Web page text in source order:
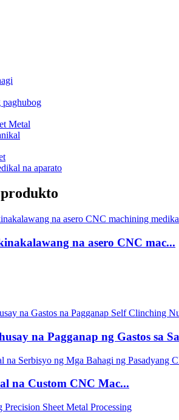
paghubog
Metal
na aparato
na asero CNC mac...
na Pagganap ng Gastos sa
na Custom CNC Mac...